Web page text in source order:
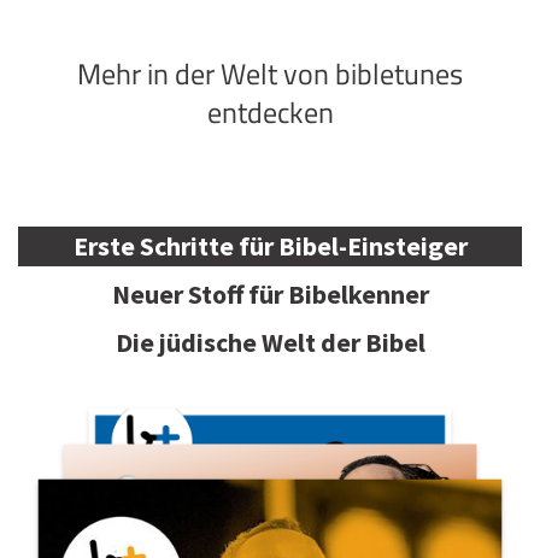
Mehr in der Welt von bibletunes
entdecken
Erste Schritte für Bibel-Einsteiger
Neuer Stoff für Bibelkenner
Die jüdische Welt der Bibel